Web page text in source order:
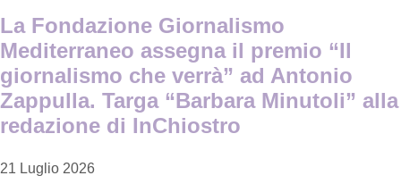
La Fondazione Giornalismo
Mediterraneo assegna il premio “Il
giornalismo che verrà” ad Antonio
Zappulla. Targa “Barbara Minutoli” alla
redazione di InChiostro
21 Luglio 2026